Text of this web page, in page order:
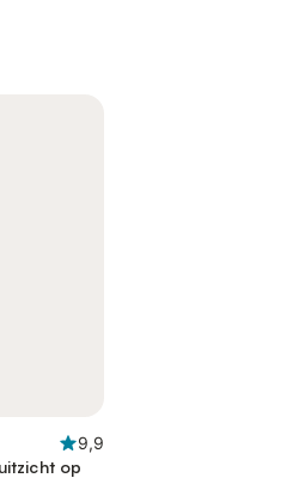
9,9
op